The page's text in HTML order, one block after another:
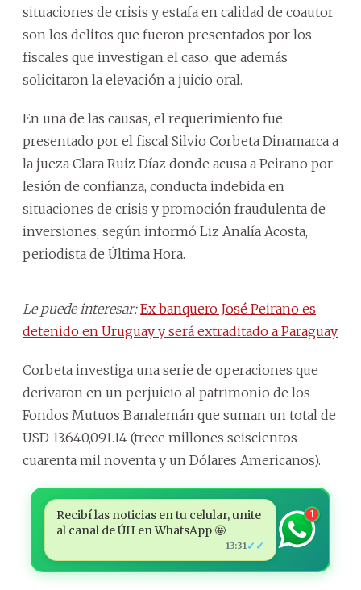
situaciones de crisis y estafa en calidad de coautor
son los delitos que fueron presentados por los
fiscales que investigan el caso, que además
solicitaron la elevación a juicio oral.
En una de las causas, el requerimiento fue
presentado por el fiscal Silvio Corbeta Dinamarca a
la jueza Clara Ruiz Díaz donde acusa a Peirano por
lesión de confianza, conducta indebida en
situaciones de crisis y promoción fraudulenta de
inversiones, según informó Liz Analía Acosta,
periodista de Última Hora.
Le puede interesar:Ex banquero José Peirano es
detenido en Uruguay y será extraditado a Paraguay
Corbeta investiga una serie de operaciones que
derivaron en un perjuicio al patrimonio de los
Fondos Mutuos Banalemán que suman un total de
USD 13.640,091.14 (trece millones seiscientos
cuarenta mil noventa y un Dólares Americanos).
Recibí las noticias en tu celular, unite
al canal de ÚH en WhatsApp 🤩
13:31 ✓✓
1